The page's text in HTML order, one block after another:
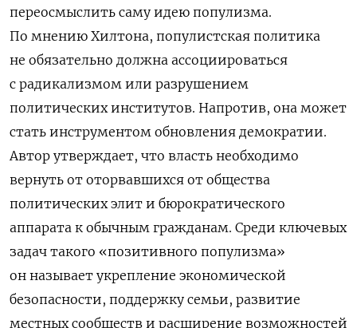
переосмыслить саму идею популизма.
По мнению Хилтона, популистская политика
не обязательно должна ассоциироваться
с радикализмом или разрушением
политических институтов. Напротив, она может
стать инструментом обновления демократии.
Автор утверждает, что власть необходимо
вернуть от оторвавшихся от общества
политических элит и бюрократического
аппарата к обычным гражданам. Среди ключевых
задач такого «позитивного популизма»
он называет укрепление экономической
безопасности, поддержку семьи, развитие
местных сообществ и расширение возможностей